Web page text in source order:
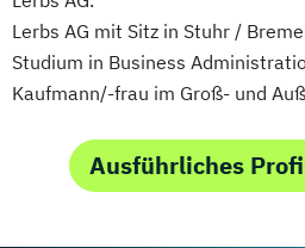
Lerbs AG mit Sitz in Stuhr /
Studium in Business
Kaufmann/-frau im Groß- und
Ausführliches